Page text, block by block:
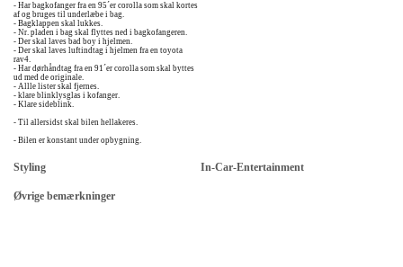
- Har bagkofanger fra en 95´er corolla som skal kortes
af og bruges til underlæbe i bag.
- Bagklappen skal lukkes.
- Nr. pladen i bag skal flyttes ned i bagkofangeren.
- Der skal laves bad boy i hjelmen.
- Der skal laves luftindtag i hjelmen fra en toyota
rav4.
- Har dørhåndtag fra en 91´er corolla som skal byttes
ud med de originale.
- Allle lister skal fjernes.
- klare blinklysglas i kofanger.
- Klare sideblink.
- Til allersidst skal bilen hellakeres.
- Bilen er konstant under opbygning.
Styling In-Car-Entertainment
Øvrige bemærkninger